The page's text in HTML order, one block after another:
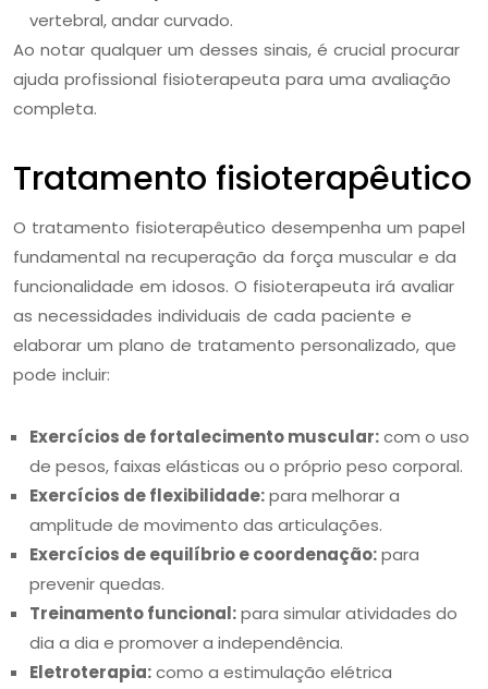
vertebral, andar curvado.
Ao notar qualquer um desses sinais, é crucial procurar
ajuda profissional fisioterapeuta para uma avaliação
completa.
Tratamento fisioterapêutico
O tratamento fisioterapêutico desempenha um papel
fundamental na recuperação da força muscular e da
funcionalidade em idosos. O fisioterapeuta irá avaliar
as necessidades individuais de cada paciente e
elaborar um plano de tratamento personalizado, que
pode incluir:
Exercícios de fortalecimento muscular:com o uso
de pesos, faixas elásticas ou o próprio peso corporal.
Exercícios de flexibilidade:para melhorar a
amplitude de movimento das articulações.
Exercícios de equilíbrio e coordenação:para
prevenir quedas.
Treinamento funcional:para simular atividades do
dia a dia e promover a independência.
Eletroterapia:como a estimulação elétrica